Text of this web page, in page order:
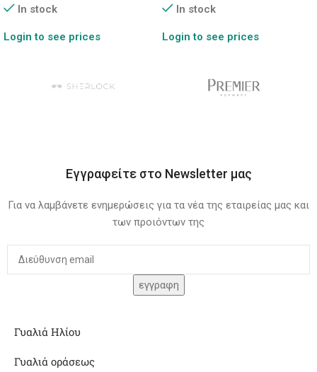
In stock
Login to see prices
In stock
Login to see prices
Εγγραφείτε στο Newsletter μας
Για να λαμβάνετε ενημερώσεις για τα νέα της εταιρείας μας και
των προιόντων της
Γυαλιά Ηλίου
Γυαλιά οράσεως